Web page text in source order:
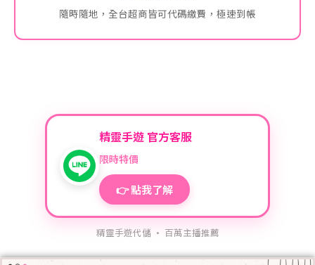
隨時隨地，全台超商皆可代碼繳費，極速到帳
精靈手遊 官方客服
限時特價
👉 點我了解
精靈手遊代儲 · 百萬主播推薦